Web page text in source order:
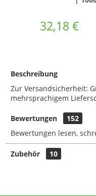
32,18 €
Beschreibung
Zur Versandsicherheit:
mehrsprachigem
Bewertungen
152
Bewertungen lesen,
Zubehör 10